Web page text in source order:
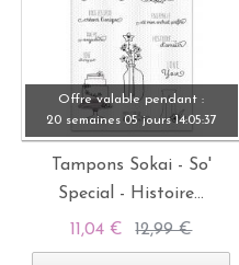
Offre valable pendant :
20 semaines 05 jours 14:05:37
Tampons Sokai - So'
Special - Histoire...
11,04 € 12,99 €